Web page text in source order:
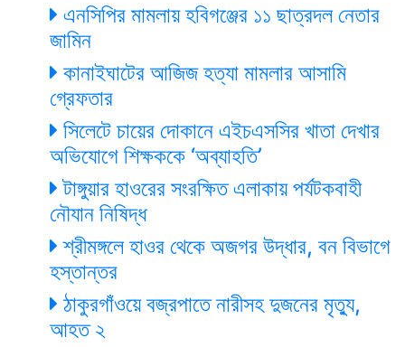
এনসিপির মামলায় হবিগঞ্জের ১১ ছাত্রদল নেতার
জামিন
কানাইঘাটের আজিজ হত্যা মামলার আসামি
গ্রেফতার
সিলেটে চায়ের দোকানে এইচএসসির খাতা দেখার
অভিযোগে শিক্ষককে ‘অব্যাহতি’
টাঙ্গুয়ার হাওরের সংরক্ষিত এলাকায় পর্যটকবাহী
নৌযান নিষিদ্ধ
শ্রীমঙ্গলে হাওর থেকে অজগর উদ্ধার, বন বিভাগে
হস্তান্তর
ঠাকুরগাঁওয়ে বজ্রপাতে নারীসহ দুজনের মৃত্যু,
আহত ২